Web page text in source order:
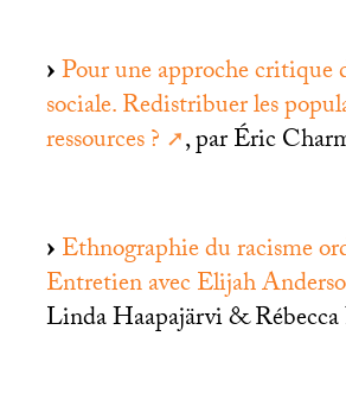
Pour une approche critique
sociale. Redistribuer les
ressources? , par Éric
Ethnographie du racisme
Entretien avec Elijah
Linda Haapajärvi &